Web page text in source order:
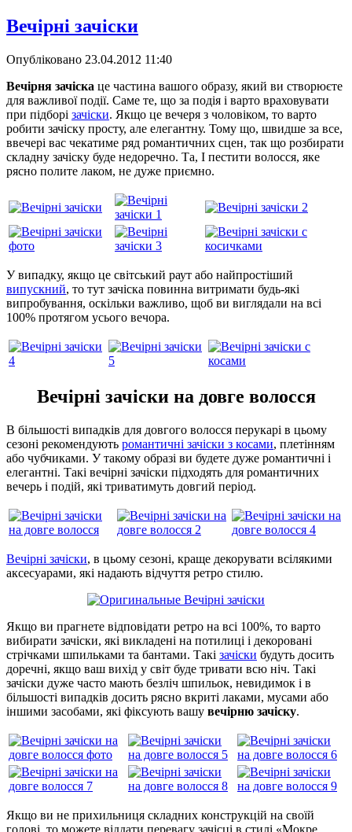
Вечірні зачіски
Опубліковано 23.04.2012 11:40
Вечірня зачіска це частина вашого образу, який ви створюєте
для важливої ​​події. Саме те, що за подія і варто враховувати
при підборі зачіски. Якщо це вечеря з чоловіком, то варто
робити зачіску просту, але елегантну. Тому що, швидше за все,
ввечері вас чекатиме ряд романтичних сцен, так що розбирати
складну зачіску буде недоречно. Та, І пестити волосся, яке
рясно полите лаком, не дуже приємно.
У випадку, якщо це світський раут або найпростіший
випускний, то тут зачіска повинна витримати будь-які
випробування, оскільки важливо, щоб ви виглядали на всі
100% протягом усього вечора.
Вечірні зачіски на довге волосся
В більшості випадків для довгого волосся перукарі в цьому
сезоні рекомендують романтичні зачіски з косами, плетінням
або чубчиками. У такому образі ви будете дуже романтичні і
елегантні. Такі вечірні зачіски підходять для романтичних
вечерь і подій, які триватимуть довгий період.
Вечірні зачіски, в цьому сезоні, краще декорувати всілякими
аксесуарами, які надають відчуття ретро стилю.
Якщо ви прагнете відповідати ретро на всі 100%, то варто
вибирати зачіски, які викладені на потилиці і декоровані
стрічками шпильками та бантами. Такі зачіски будуть досить
доречні, якщо ваш вихід у світ буде тривати всю ніч. Такі
зачіски дуже часто мають безліч шпильок, невидимок і в
більшості випадків досить рясно вкриті лаками, мусами або
іншими засобами, які фіксують вашу вечірню зачіску.
Якщо ви не прихильниця складних конструкцій на своїй
голові, то можете віддати перевагу зачісці в стилі «Мокре